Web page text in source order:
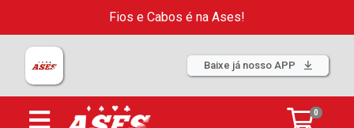
Fios e Cabos é na Ases!
Baixe já nosso APP
0